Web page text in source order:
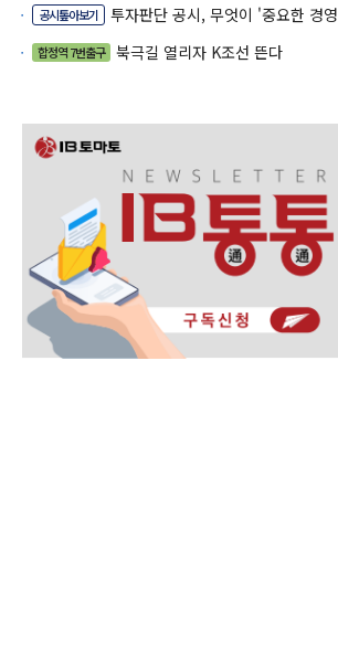
공시톺아보기 투자판단 공시, 무엇이 '중요한 경영사항'일까
합정역 7번출구 북극길 열리자 K조선 뜬다